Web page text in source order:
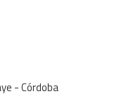
- Córdoba